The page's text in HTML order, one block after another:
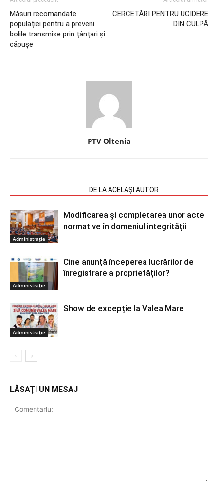
Măsuri recomandate
populației pentru a preveni
bolile transmise prin țânțari și
căpușe
CERCETĂRI PENTRU UCIDERE
DIN CULPĂ
PTV Oltenia
DE LA ACELAȘI AUTOR
Administrație
Modificarea și completarea unor acte
normative în domeniul integrității
Administrație
Cine anunță începerea lucrărilor de
înregistrare a proprietăților?
Administrație
Show de excepție la Valea Mare
LĂSAȚI UN MESAJ